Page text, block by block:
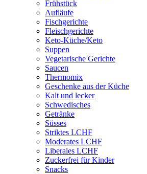
Frühstück
Aufläufe
Fischgerichte
Fleischgerichte
Keto-Küche/Keto
Suppen
Vegetarische Gerichte
Saucen
Thermomix
Geschenke aus der Küche
Kalt und lecker
Schwedisches
Getränke
Süsses
Striktes LCHF
Moderates LCHF
Liberales LCHF
Zuckerfrei für Kinder
Snacks